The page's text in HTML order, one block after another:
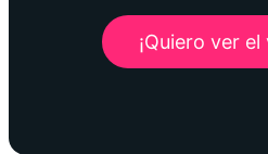
¡Quiero ver el